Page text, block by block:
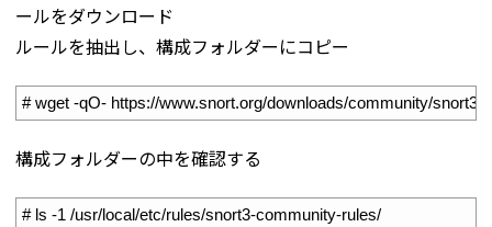
ールをダウンロード
ルールを抽出し、構成フォルダーにコピー
# wget -qO- https://www.snort.org/downloads/community/
構成フォルダーの中を確認する
# ls -1 /usr/local/etc/rules/snort3-community-rules/